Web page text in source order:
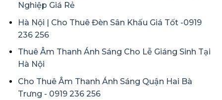
Nghiệp Giá Rẻ
Hà Nội | Cho Thuê Đèn Sân Khấu Giá Tốt -0919
236 256
Thuê Âm Thanh Ánh Sáng Cho Lễ Giáng Sinh Tại
Hà Nội
Cho Thuê Âm Thanh Ánh Sáng Quận Hai Bà
Trưng - 0919 236 256